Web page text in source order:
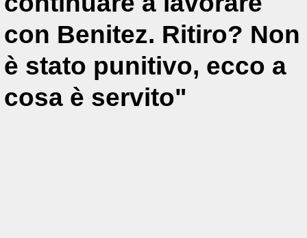
con Benitez. Ritiro? Non
è stato punitivo, ecco a
cosa è servito"